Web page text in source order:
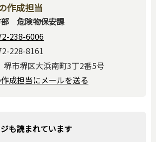
作成担当
危険物保安課
238-6006
228-8161
市堺区大浜南町3丁2番5号
成担当にメールを送る
も読まれています